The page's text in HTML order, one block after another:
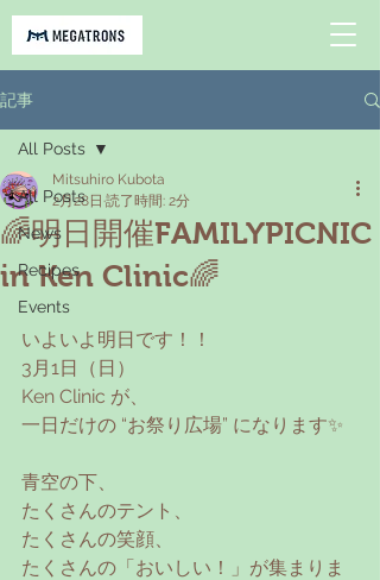
記事
All Posts
News
Recipes
Events
All Posts
🌈明日開催FAMILYPICNIC
in Ken Clinic🌈
Mitsuhiro Kubota
2月28日 読了時間: 2分
いよいよ明日です！！
3月1日（日）
Ken Clinic が、
一日だけの “お祭り広場” になります✨
青空の下、
たくさんのテント、
たくさんの笑顔、
たくさんの「おいしい！」が集まりま